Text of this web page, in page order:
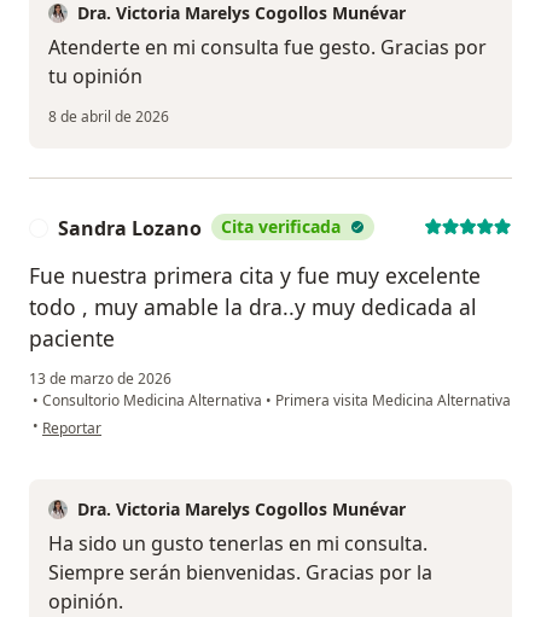
Dra. Victoria Marelys Cogollos Munévar
Atenderte en mi consulta fue gesto. Gracias por
tu opinión
8 de abril de 2026
Sandra Lozano Cita verificada
Fue nuestra primera cita y fue muy excelente
todo , muy amable la dra..y muy dedicada al
paciente
13 de marzo de 2026
• Consultorio Medicina Alternativa • Primera visita Medicina Alternativa
• en opinión del usuario Sandra Lozano
Reportar
Dra. Victoria Marelys Cogollos Munévar
Ha sido un gusto tenerlas en mi consulta.
Siempre serán bienvenidas. Gracias por la
opinión.